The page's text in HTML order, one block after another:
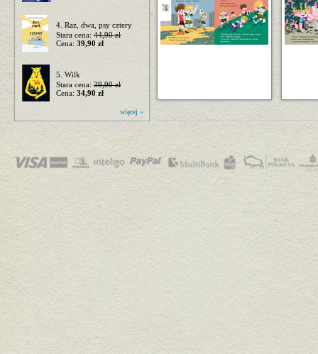
4. Raz, dwa, psy cztery
Stara cena: 44,90 zł
Cena: 39,90 zł
5. Wilk
Stara cena: 39,90 zł
Cena: 34,90 zł
więcej »